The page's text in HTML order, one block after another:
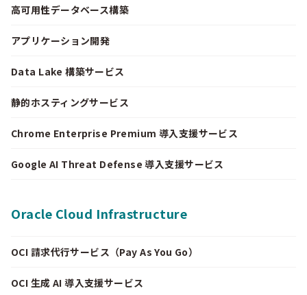
高可用性データベース構築
アプリケーション開発
Data Lake 構築サービス
静的ホスティングサービス
Chrome Enterprise Premium 導入支援サービス
Google AI Threat Defense 導入支援サービス
Oracle Cloud Infrastructure
OCI 請求代行サービス（Pay As You Go）
OCI 生成 AI 導入支援サービス